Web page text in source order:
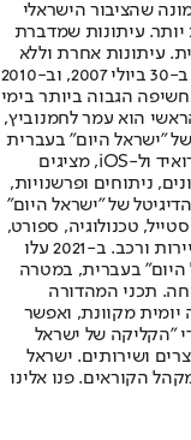
שהציבור הישראלי
יותר. עיתונות שמדברת
עיתונות אחרת וללא
תשלום. המהדורה המודפסת הראשונה פורסמה ב-30 ביולי 2007, וב-2010
הגבוה ביותר בימי
הוא עמר לחמנוביץ,
"ישראל היום" בעברית
ובאנגלית, כמו כן היישומונים (אפליקציות) לאנדרואיד ול-iOS, מציגים
ניתוחים ופרשנויות,
של "ישראל היום"
טכנולוגיה, ספורט,
כלכלה וצרכנות, בריאות, חיילים, אוכל, יהדות, תיירות ורכב. ב-2021 עלו
היום" בעברית, במטרה
תכני המהדורה
מקוונת, ואפשר
"הקליקה של ישראל
ושירותים. ישראל
הקוראים. פנו אלינו